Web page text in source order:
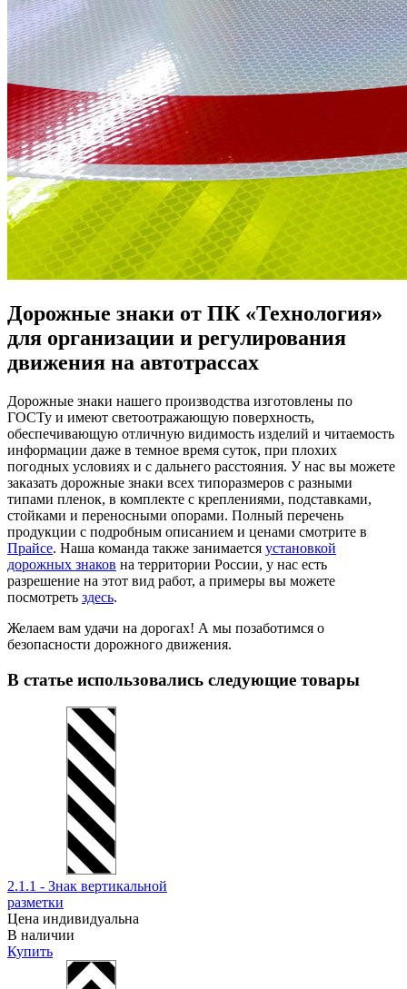
Дорожные знаки от ПК «Технология»
для организации и регулирования
движения на автотрассах
Дорожные знаки нашего производства изготовлены по
ГОСТу и имеют светоотражающую поверхность,
обеспечивающую отличную видимость изделий и читаемость
информации даже в темное время суток, при плохих
погодных условиях и с дальнего расстояния. У нас вы можете
заказать дорожные знаки всех типоразмеров с разными
типами пленок, в комплекте с креплениями, подставками,
стойками и переносными опорами. Полный перечень
продукции с подробным описанием и ценами смотрите в
Прайсе. Наша команда также занимается установкой
дорожных знаков на территории России, у нас есть
разрешение на этот вид работ, а примеры вы можете
посмотреть здесь.
Желаем вам удачи на дорогах! А мы позаботимся о
безопасности дорожного движения.
В статье использовались следующие товары
2.1.1 - Знак вертикальной
разметки
Цена индивидуальна
В наличии
Купить